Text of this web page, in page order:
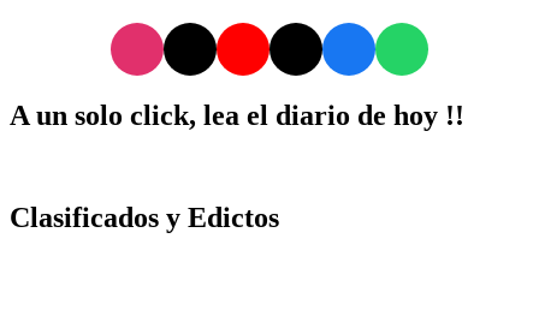
A un solo click, lea el diario de hoy !!
Clasificados y Edictos